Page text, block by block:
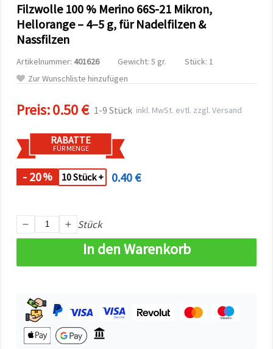
Unterstützung
Partner für
Analyse
Marketing.
ablehnen
den
Einstellungen
individuell
festlegen.
Einwilligung
ändern
widerrufen.
Cookie-
Alle
akzeptieren
Cookie-
Filzwolle 100 % Merino 66S-21 Mikron,
Hellorange – 4–5 g, für Nadelfilzen &
Nassfilzen
Artikelnummer: 401626 Gewicht: 5 gr.
Stück: 1
Zur Wunschliste hinzufügen
Preis:0.50 € 1-9 Stück inkl. MwSt. evtl. zzgl. Versand
RABATTE
FÜR MENGE
- 20% 10 Stück + 0.40 €
Stück
In den Warenkorb